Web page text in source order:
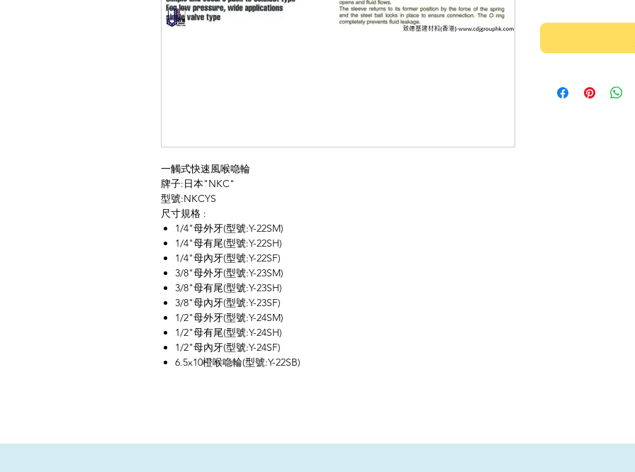
一觸式快速風喉喼輪
牌子:日本"NKC"
型號:NKCYS
尺寸規格 :
1/4"母外牙(型號:Y-22SM)
1/4"母有尾(型號:Y-22SH)
1/4"母內牙(型號:Y-22SF)
3/8"母外牙(型號:Y-23SM)
3/8"母有尾(型號:Y-23SH)
3/8"母內牙(型號:Y-23SF)
1/2"母外牙(型號:Y-24SM)
1/2"母有尾(型號:Y-24SH)
1/2"母內牙(型號:Y-24SF)
6.5x10橙喉喼輪(型號:Y-22SB)